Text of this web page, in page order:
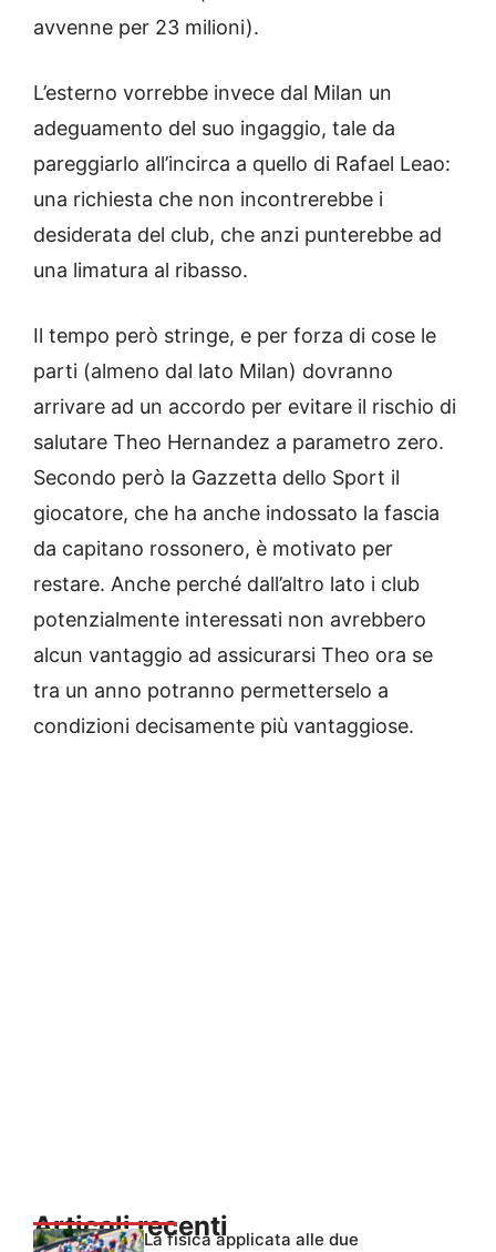
avvenne per 23 milioni).
L’esterno vorrebbe invece dal Milan un
adeguamento del suo ingaggio, tale da
pareggiarlo all’incirca a quello di Rafael Leao:
una richiesta che non incontrerebbe i
desiderata del club, che anzi punterebbe ad
una limatura al ribasso.
Il tempo però stringe, e per forza di cose le
parti (almeno dal lato Milan) dovranno
arrivare ad un accordo per evitare il rischio di
salutare Theo Hernandez a parametro zero.
Secondo però la Gazzetta dello Sport il
giocatore, che ha anche indossato la fascia
da capitano rossonero, è motivato per
restare. Anche perché dall’altro lato i club
potenzialmente interessati non avrebbero
alcun vantaggio ad assicurarsi Theo ora se
tra un anno potranno permetterselo a
condizioni decisamente più vantaggiose.
Articoli recentiLa fisica applicata alle due